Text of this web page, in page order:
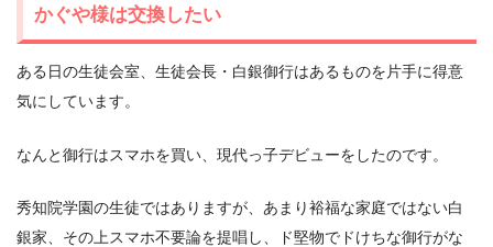
かぐや様は交換したい
ある日の生徒会室、生徒会長・白銀御行はあるものを片手に得意
気にしています。
なんと御行はスマホを買い、現代っ子デビューをしたのです。
秀知院学園の生徒ではありますが、あまり裕福な家庭ではない白
銀家、その上スマホ不要論を提唱し、ド堅物でドけちな御行がな